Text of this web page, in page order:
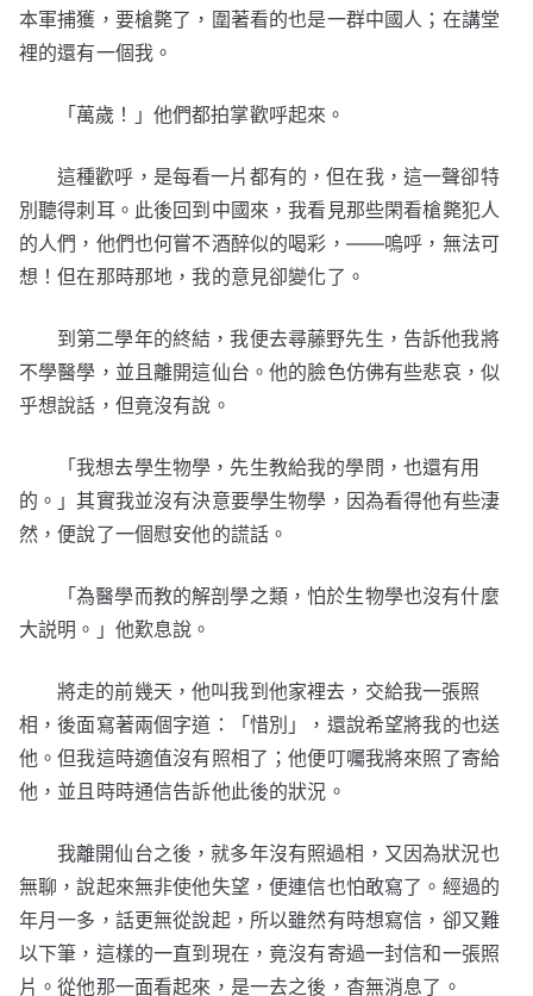
本軍捕獲，要槍斃了，圍著看的也是一群中國人；在講堂
裡的還有一個我。
「萬歲！」他們都拍掌歡呼起來。
這種歡呼，是每看一片都有的，但在我，這一聲卻特
別聽得刺耳。此後回到中國來，我看見那些閑看槍斃犯人
的人們，他們也何嘗不酒醉似的喝彩，——嗚呼，無法可
想！但在那時那地，我的意見卻變化了。
到第二學年的終結，我便去尋藤野先生，告訴他我將
不學醫學，並且離開這仙台。他的臉色仿佛有些悲哀，似
乎想說話，但竟沒有說。
「我想去學生物學，先生教給我的學問，也還有用
的。」其實我並沒有決意要學生物學，因為看得他有些淒
然，便說了一個慰安他的謊話。
「為醫學而教的解剖學之類，怕於生物學也沒有什麼
大説明。」他歎息說。
將走的前幾天，他叫我到他家裡去，交給我一張照
相，後面寫著兩個字道：「惜別」，還說希望將我的也送
他。但我這時適值沒有照相了；他便叮囑我將來照了寄給
他，並且時時通信告訴他此後的狀況。
我離開仙台之後，就多年沒有照過相，又因為狀況也
無聊，說起來無非使他失望，便連信也怕敢寫了。經過的
年月一多，話更無從說起，所以雖然有時想寫信，卻又難
以下筆，這樣的一直到現在，竟沒有寄過一封信和一張照
片。從他那一面看起來，是一去之後，杳無消息了。